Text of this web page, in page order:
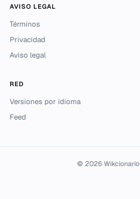
AVISO LEGAL
Términos
Privacidad
Aviso legal
RED
Versiones por idioma
Feed
© 2026 Wikcionario